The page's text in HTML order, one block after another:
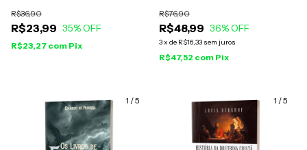
R$23,99
R$36,90
35% OFF
R$23,27 com Pix
R$48,99
R$76,90
36% OFF
3x de R$16,33 sem juros
R$47,52 com Pix
1 /5 1 /5